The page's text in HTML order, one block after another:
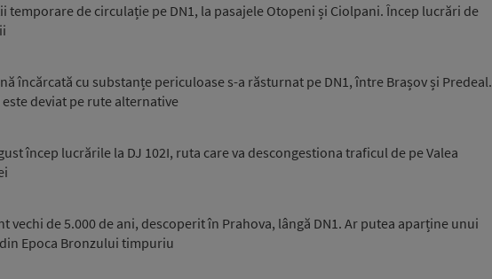
temporare de circulație pe DN1, la pasajele Otopeni și Ciolpani. Încep lucrări de
încărcată cu substanțe periculoase s-a răsturnat pe DN1, între Brașov și Predeal.
deviat pe rute alternative
încep lucrările la DJ 102I, ruta care va descongestiona traficul de pe Valea
vechi de 5.000 de ani, descoperit în Prahova, lângă DN1. Ar putea aparține unui
Epoca Bronzului timpuriu